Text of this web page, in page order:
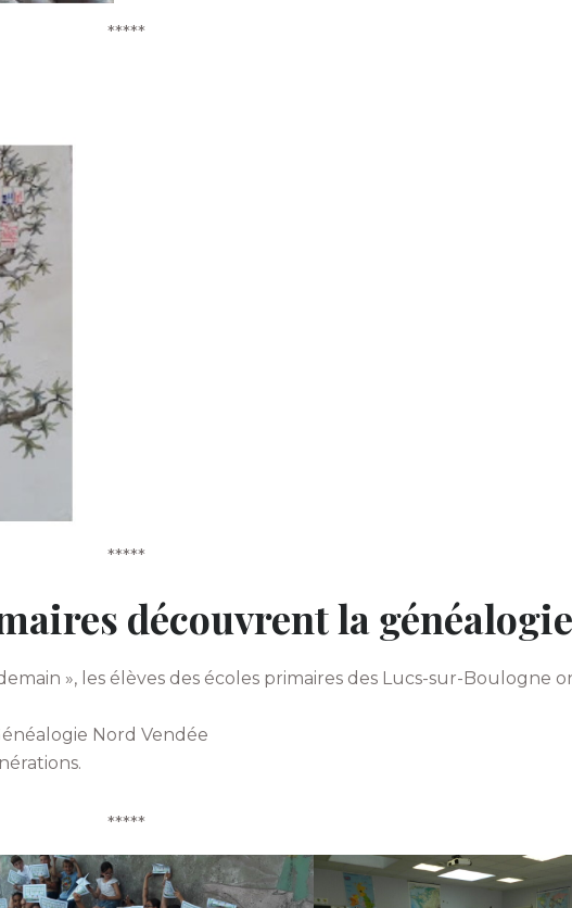
*****
*****
découvrent la généalogie
», les élèves des écoles primaires des Lucs-sur-Boulogne
Nord Vendée
*****